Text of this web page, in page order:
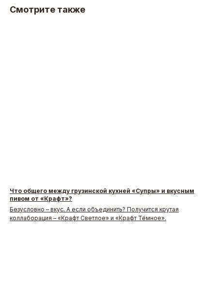
Смотрите также
Что общего между грузинской кухней «Супры» и вкусным
пивом от «Крафт»?
Безусловно – вкус. А если объединить? Получится крутая
коллаборация – «Крафт Светлое» и «Крафт Тёмное».